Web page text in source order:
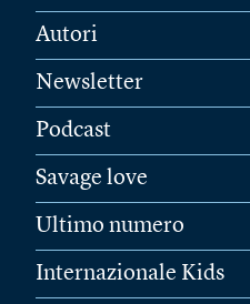
Autori
Newsletter
Podcast
Savage love
Ultimo numero
Internazionale Kids